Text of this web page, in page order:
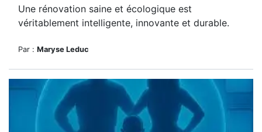
Une rénovation saine et écologique est
véritablement intelligente, innovante et durable.
Par : Maryse Leduc